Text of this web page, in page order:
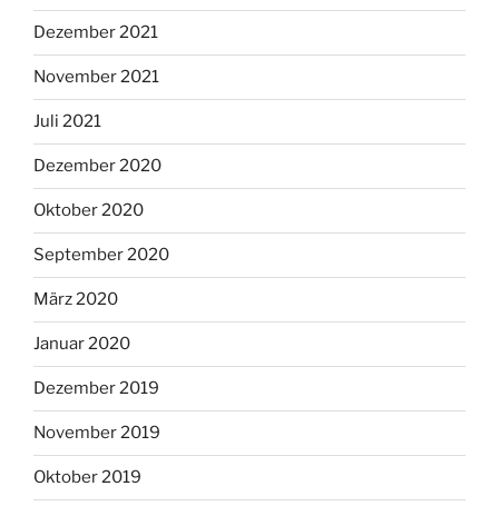
Dezember 2021
November 2021
Juli 2021
Dezember 2020
Oktober 2020
September 2020
März 2020
Januar 2020
Dezember 2019
November 2019
Oktober 2019